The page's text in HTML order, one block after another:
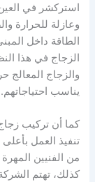
استركشر في
وعازلة للحرارة
الطاقة داخل
الزجاج في هذا
والزجاج المعالج
يناسب احتياجاتهم.
كما أن تركيب
تنفيذ العمل
من الفنيين
كذلك، تهتم